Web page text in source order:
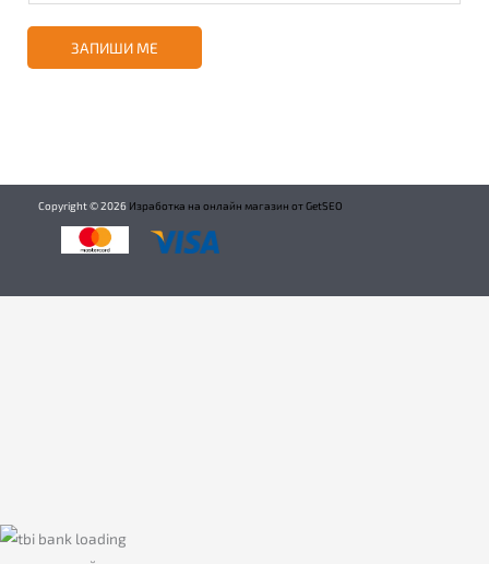
ЗАПИШИ МЕ
Copyright ©2026 Изработка на онлайн магазин от GetSEO